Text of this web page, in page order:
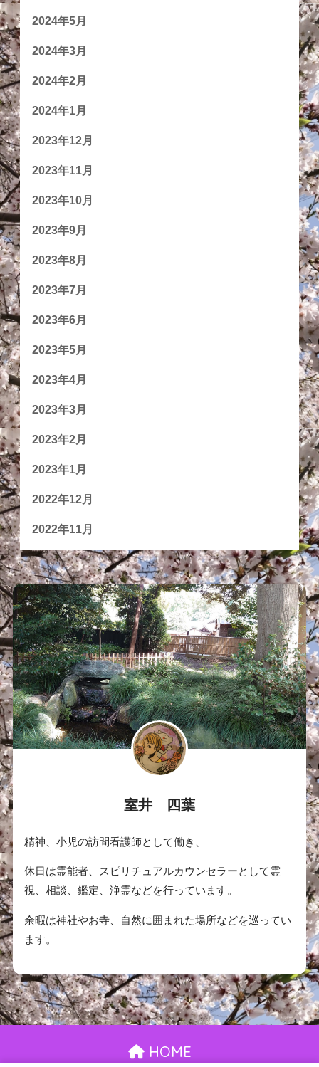
2024年5月
2024年3月
2024年2月
2024年1月
2023年12月
2023年11月
2023年10月
2023年9月
2023年8月
2023年7月
2023年6月
2023年5月
2023年4月
2023年3月
2023年2月
2023年1月
2022年12月
2022年11月
室井 四葉
精神、小児の訪問看護師として働き、
休日は霊能者、スピリチュアルカウンセラーとして霊
視、相談、鑑定、浄霊などを行っています。
余暇は神社やお寺、自然に囲まれた場所などを巡ってい
ます。
HOME